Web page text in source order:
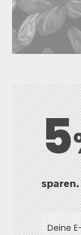
5
sparen.